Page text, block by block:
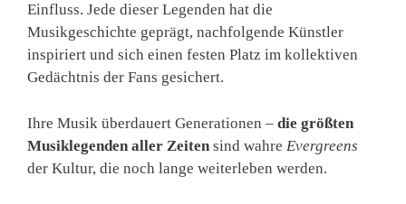
Einfluss. Jede dieser Legenden hat die
Musikgeschichte geprägt, nachfolgende Künstler
inspiriert und sich einen festen Platz im kollektiven
Gedächtnis der Fans gesichert.
Ihre Musik überdauert Generationen – die größten
Musiklegenden aller Zeiten sind wahre Evergreens
der Kultur, die noch lange weiterleben werden.